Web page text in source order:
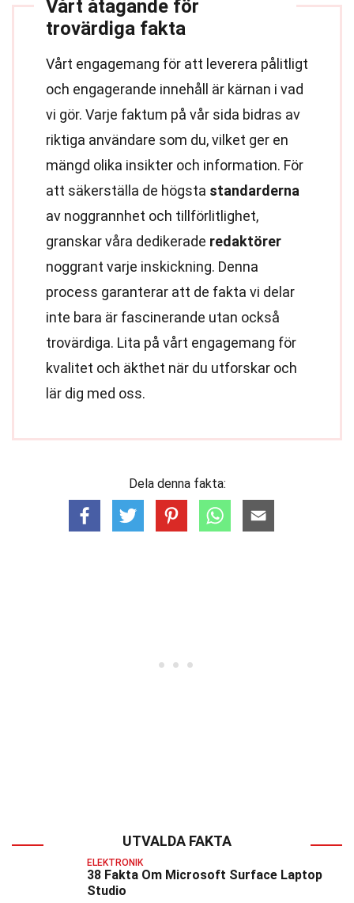
Vårt åtagande för
trovärdiga fakta
Vårt engagemang för att leverera pålitligt
och engagerande innehåll är kärnan i vad
vi gör. Varje faktum på vår sida bidras av
riktiga användare som du, vilket ger en
mängd olika insikter och information. För
att säkerställa de högsta standarderna
av noggrannhet och tillförlitlighet,
granskar våra dedikerade redaktörer
noggrant varje inskickning. Denna
process garanterar att de fakta vi delar
inte bara är fascinerande utan också
trovärdiga. Lita på vårt engagemang för
kvalitet och äkthet när du utforskar och
lär dig med oss.
Dela denna fakta:
UTVALDA FAKTA
ELEKTRONIK
38 Fakta Om Microsoft Surface Laptop
Studio